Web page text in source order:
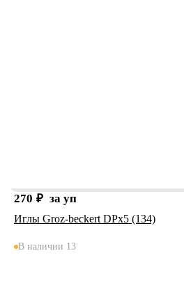
270 ₽ за уп
Иглы Groz-beckert DPx5 (134)
В наличии 13